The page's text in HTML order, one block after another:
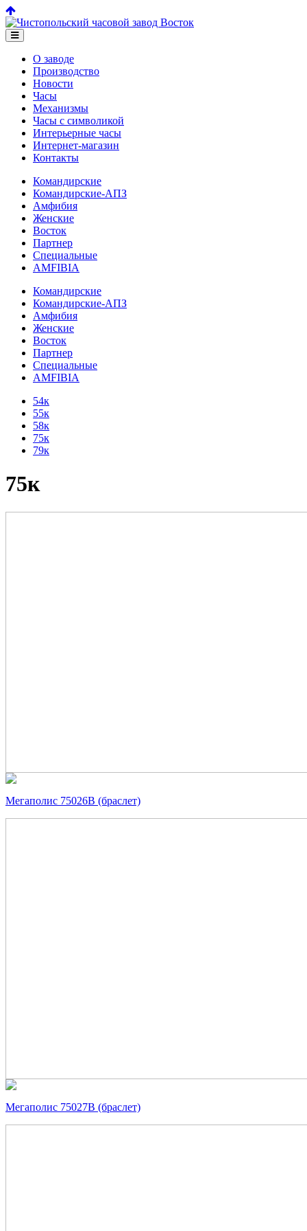
О заводе
Производство
Новости
Часы
Механизмы
Часы с символикой
Интерьерные часы
Интернет-магазин
Контакты
Командирские
Командирские-АПЗ
Амфибия
Женские
Восток
Партнер
Специальные
AMFIBIA
Командирские
Командирские-АПЗ
Амфибия
Женские
Восток
Партнер
Специальные
AMFIBIA
54к
55к
58к
75к
79к
75к
Мегаполис 75026В (браслет)
Мегаполис 75027В (браслет)